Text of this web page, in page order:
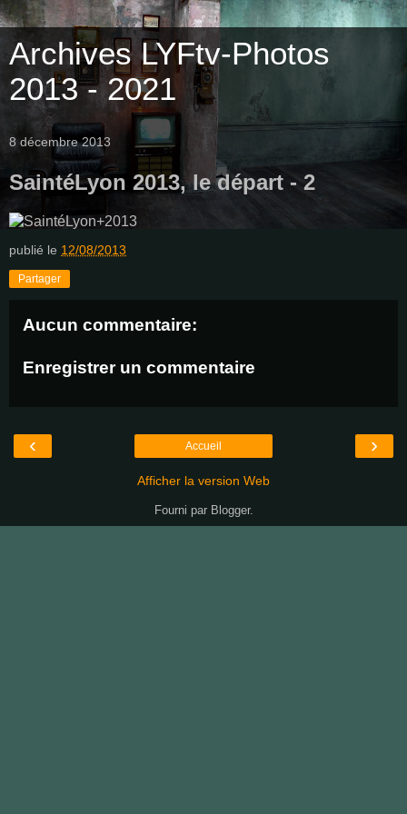
Archives LYFtv-Photos
2013 - 2021
8 décembre 2013
SaintéLyon 2013, le départ - 2
publié le 12/08/2013
Partager
Aucun commentaire:
Enregistrer un commentaire
‹ ›
Accueil
Afficher la version Web
Fourni par Blogger.